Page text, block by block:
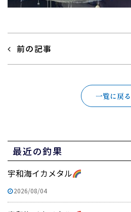
前の記事
一覧に戻る
最近の釣果
宇和海イカメタル
2026/08/04